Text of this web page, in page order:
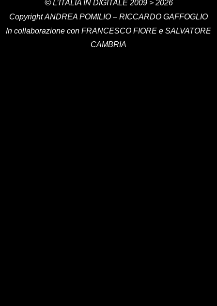
© L’ITALIA IN DIGITALE2009 > 2026
CopyrightANDREA POMILIO – RICCARDO GAFFOGLIO
In collaborazione con FRANCESCO FIORE e SALVATORE
CAMBRIA